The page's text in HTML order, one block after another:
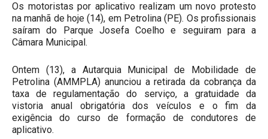
Os motoristas por aplicativo realizam um novo protesto
na manhã de hoje (14), em Petrolina (PE). Os profissionais
saíram do Parque Josefa Coelho e seguiram para a
Câmara Municipal.
Ontem (13), a Autarquia Municipal de Mobilidade de
Petrolina (AMMPLA) anunciou a retirada da cobrança da
taxa de regulamentação do serviço, a gratuidade da
vistoria anual obrigatória dos veículos e o fim da
exigência do curso de formação de condutores de
aplicativo.